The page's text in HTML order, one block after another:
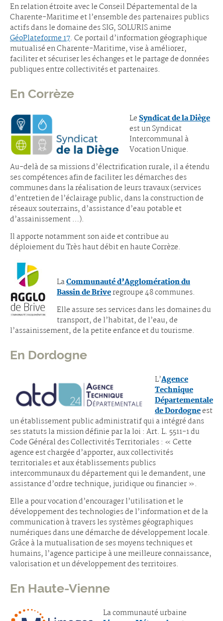
En relation étroite avec le Conseil Départemental de la
Charente-Maritime et l’ensemble des partenaires publics
actifs dans le domaine des SIG, SOLURIS anime
GéoPlateforme 17. Ce portail d’information géographique
mutualisé en Charente-Maritime, vise à améliorer,
faciliter et sécuriser les échanges et le partage de données
publiques entre collectivités et partenaires.
En Corrèze
LeSyndicat de la Diège
est un Syndicat
Intercommunal à
Vocation Unique.
Au-delà de sa missions d’électrification rurale, il a étendu
ses compétences afin de faciliter les démarches des
communes dans la réalisation de leurs travaux (services
d’entretien de l’éclairage public, dans la construction de
réseaux souterrains, d’assistance d’eau potable et
d’assainissement …).
Il apporte notamment son aide et contribue au
déploiement du Très haut débit en haute Corrèze.
LaCommunauté d’Agglomération du
Bassin de Briveregroupe 48 communes.
Elle assure ses services dans les domaines du
transport, de l’habitat, de l’eau, de
l’assainissement, de la petite enfance et du tourisme.
En Dordogne
L’Agence
Technique
Départementale
de Dordogneest
un établissement public administratif qui a intégré dans
ses statuts la mission définie par la loi : Art. L. 5511-1 du
Code Général des Collectivités Territoriales : « Cette
agence est chargée d’apporter, aux collectivités
territoriales et aux établissements publics
intercommunaux du département qui le demandent, une
assistance d’ordre technique, juridique ou financier ».
Elle a pour vocation d’encourager l’utilisation et le
développement des technologies de l’information et de la
communication à travers les systèmes géographiques
numériques dans une démarche de développement locale.
Grâce à la mutualisation de ses moyens techniques et
humains, l’agence participe à une meilleure connaissance,
valorisation et un développement des territoires.
En Haute-Vienne
La communauté urbaine